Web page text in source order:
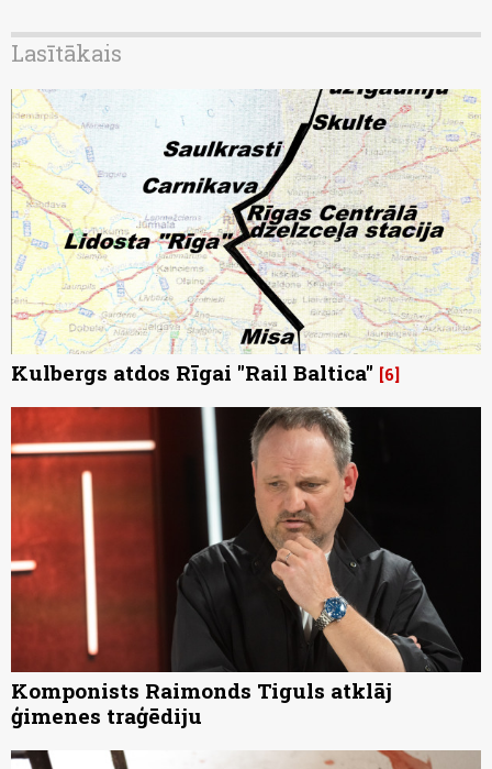
Lasītākais
Kulbergs atdos Rīgai "Rail Baltica" 6
Komponists Raimonds Tiguls atklāj
ģimenes traģēdiju